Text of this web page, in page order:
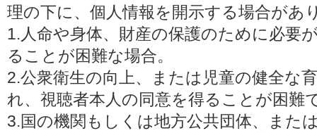
理の下に、個人情報を開示する場合があ
1.人命や身体、財産の保護のために必要
ることが困難な場合。
2.公衆衛生の向上、または児童の健全な
れ、視聴者本人の同意を得ることが困難
3.国の機関もしくは地方公共団体、また